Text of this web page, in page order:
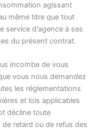
agissant
même titre que tout
service d'agence à ses
du présent contrat.
incombe de vous
vous nous demandez
les réglementations
et lois applicables
décline toute
retard ou de refus des